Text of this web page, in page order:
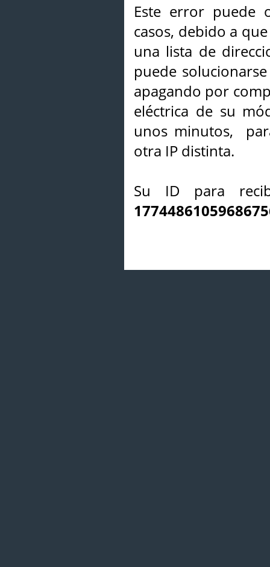
Este error puede
casos, debido a
una lista de
puede
apagando por
eléctrica de su
unos minutos,
otra IP distinta.
Su ID para